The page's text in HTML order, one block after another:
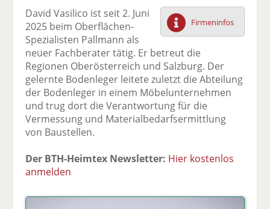
F
ac
e
b
o
o
k
te
il
tt
er
n
Li
n
k
di
n
te
e
E
m
ai
v
er
se
d
e
ck
e
n
Firmeninfos
David Vasilico ist seit 2. Juni
2025 beim Oberflächen-
Spezialisten Pallmann als
neuer Fachberater tätig. Er betreut die
Regionen Oberösterreich und Salzburg. Der
gelernte Bodenleger leitete zuletzt die Abteilung
der Bodenleger in einem Möbelunternehmen
und trug dort die Verantwortung für die
Vermessung und Materialbedarfsermittlung
von Baustellen.
Der BTH-Heimtex Newsletter: Hier kostenlos
anmelden